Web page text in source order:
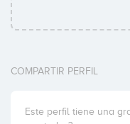
COMPARTIR PERFIL
Este perfil tiene una